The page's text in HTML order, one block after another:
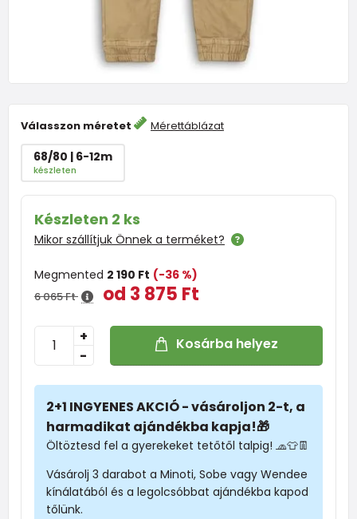
Válasszon méretet Mérettáblázat
68/80 | 6-12m
készleten
Készleten 2 ks
Mikor szállítjuk Önnek a terméket?
Megmented 2 190 Ft (-36 %)
6 065 Ft od 3 875 Ft
-
+ Kosárba helyez
2+1 INGYENES AKCIÓ - vásároljon 2-t, a
harmadikat ajándékba kapja!🎁
Öltöztesd fel a gyerekeket tetőtől talpig! 🧢👕👖
Vásárolj 3 darabot a Minoti, Sobe vagy Wendee
kínálatából és a legolcsóbbat ajándékba kapod
tőlünk.